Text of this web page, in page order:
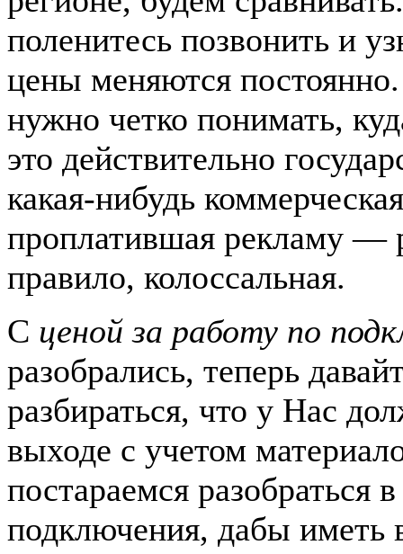
поленитесь позвонить и
цены меняются
нужно четко понимать,
это действительно
какая-нибудь
проплатившая рекламу —
правило, колоссальная.
С ценой за работу по
разобрались, теперь
разбираться, что у Нас
выходе с учетом
постараемся разобраться
подключения, дабы иметь